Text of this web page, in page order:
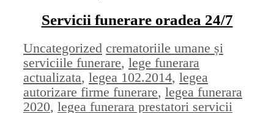
Servicii funerare oradea 24/7
Categorii
Uncategorized Etichete
crematoriile umane și
serviciile funerare, lege funerara
actualizata, legea 102.2014, legea
autorizare firme funerare, legea funerara
2020, legea funerara prestatori servicii